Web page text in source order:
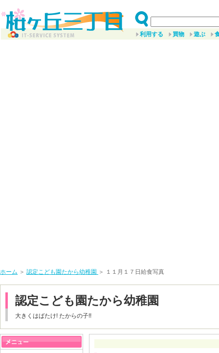
利用する 買物 遊ぶ
ホーム ＞ 認定こども園たから幼稚園 ＞ １１月１７日給食写真
認定こども園たから幼稚園
大きくはばたけ! たからの子!!